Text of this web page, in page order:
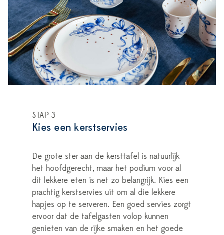
STAP 3
Kies een kerstservies
De grote ster aan de kersttafel is natuurlijk
het hoofdgerecht, maar het podium voor al
dit lekkere eten is net zo belangrijk. Kies een
prachtig kerstservies uit om al die lekkere
hapjes op te serveren. Een goed servies zorgt
ervoor dat de tafelgasten volop kunnen
genieten van de rijke smaken en het goede